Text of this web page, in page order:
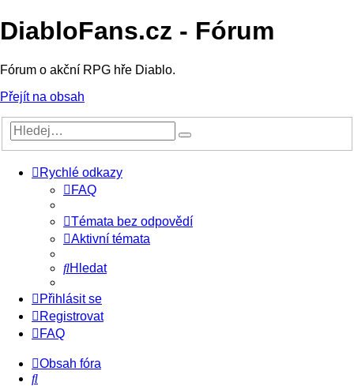
DiabloFans.cz - Fórum
Fórum o akční RPG hře Diablo.
Přejít na obsah
Rychlé odkazy
FAQ
Témata bez odpovědí
Aktivní témata
Hledat
Přihlásit se
Registrovat
FAQ
Obsah fóra
Hledat